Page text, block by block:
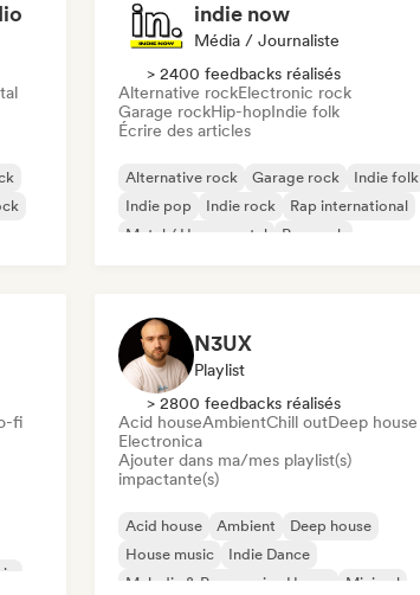
indie now
Média / Journaliste
> 2400 feedbacks réalisés
Alternative rockElectronic rock
Garage rockHip-hopIndie folk
Écrire des articles
Alternative rock Garage rock
Indie folk
Indie pop
Indie rock
Rap international
Metal / Heavy metal
Pop rock
fi
N3UX
Playlist
> 2800 feedbacks réalisés
Acid houseAmbientChill outDeep house
Electronica
Ajouter dans ma/mes playlist(s)
impactante(s)
Acid house Ambient
Deep house
House music
Indie Dance
Melodic & Progressive House
Minimal